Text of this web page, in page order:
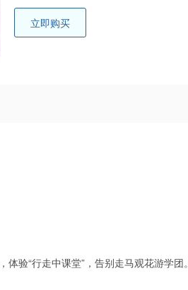
立即购买
验“行走中课堂”，告别走马观花游学团。